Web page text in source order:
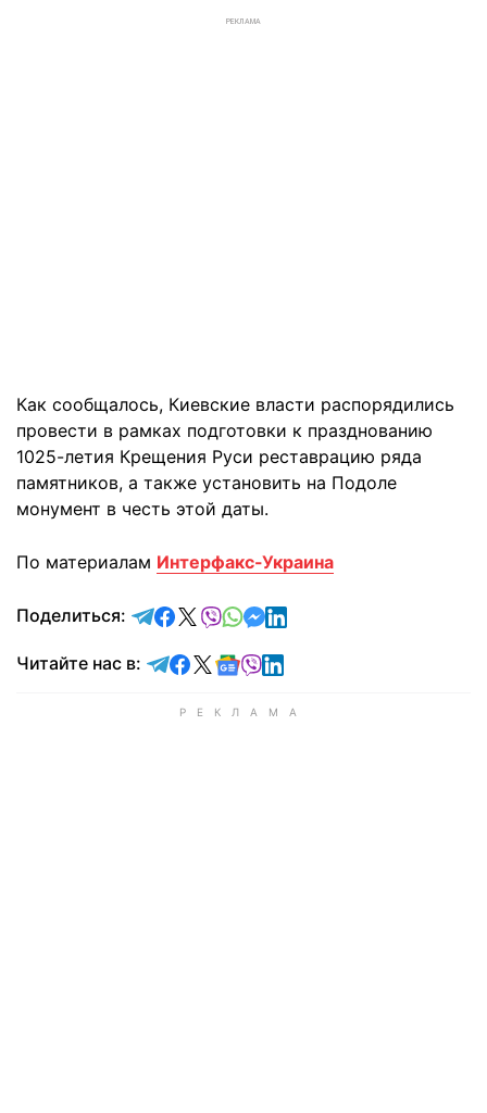
РЕКЛАМА
Как сообщалось, Киевские власти распорядились
провести в рамках подготовки к празднованию
1025-летия Крещения Руси реставрацию ряда
памятников, а также установить на Подоле
монумент в честь этой даты.
По материалам Интерфакс-Украина
Поделиться: отправить в Telegram
поделиться в Facebook
поделиться в X
отправить в Viber
отправить в Whatsapp
отправить в Messenger
отправить в LinkedIn
Читайте нас в: Читайте в Telegram
Читайте в Facebook
Читайте в X
Читайте в Google news
Читайте в Viber
Читайте в LinkedIn